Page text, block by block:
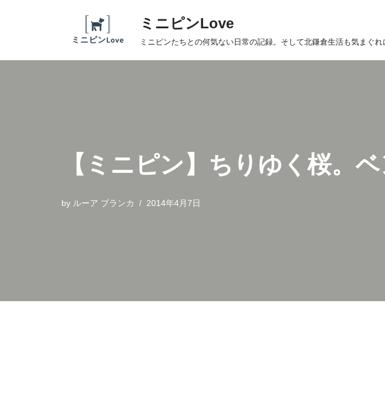
ミニピンLove
ミニピンたちとの何気ない日常の記録。そして北鎌倉生活も気まぐれ
【ミニピン】ちりゆく桜。ベ
by ルーア ブランカ 2014年4月7日